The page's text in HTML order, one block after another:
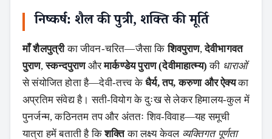
निष्कर्ष: शैल की पुत्री, शक्ति की मूर्ति
माँ शैलपुत्रीका जीवन‑चरित—जैसा किशिवपुराण,देवीभागवत
पुराण,स्कन्दपुराणऔरमार्कण्डेय पुराण (देवीमाहात्म्य) की धाराओं
से संयोजित होता है—देवी‑तत्त्व केधैर्य, तप, करुणा और ऐक्यका
अप्रतिम संवेद्य है। सती‑वियोग के दुःख से लेकर हिमालय‑कुल में
पुनर्जन्म, कठिनतम तप और अंततः शिव‑विवाह—यह समूची
यात्रा हमें बताती है किशक्तिका लक्ष्य केवल व्यक्तिगत पूर्णता